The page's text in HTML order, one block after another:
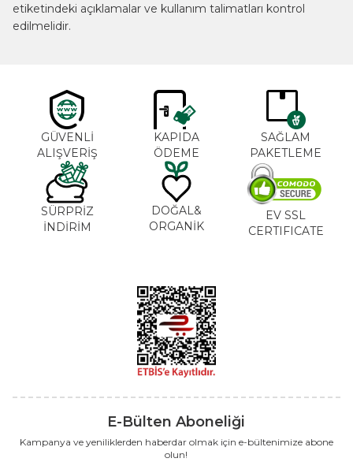
etiketindeki açıklamalar ve kullanım talimatları kontrol
edilmelidir.
GÜVENLİ
ALIŞVERİŞ
KAPIDA
ÖDEME
SAĞLAM
PAKETLEME
SÜRPRİZ
İNDİRİM
DOĞAL&
ORGANİK
EV SSL
CERTIFICATE
E-Bülten Aboneliği
Kampanya ve yeniliklerden haberdar olmak için e-bültenimize abone
olun!